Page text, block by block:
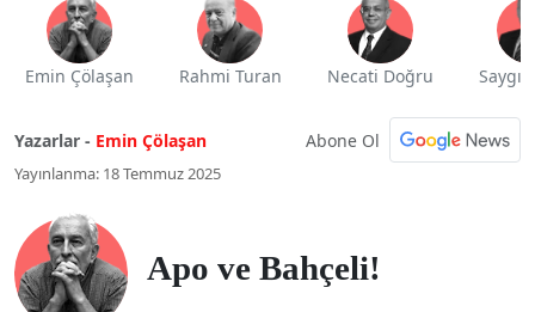
Emin Çölaşan Rahmi Turan Necati Doğru Saygı
Yazarlar - Emin Çölaşan Abone Ol
Yayınlanma: 18 Temmuz 2025
Apo ve Bahçeli!